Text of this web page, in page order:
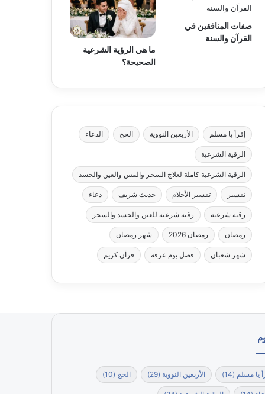
صفات المنافقين في
القرآن والسنة
ما هي الرؤية الشرعية
الصحيحة؟
إقرأ يا مسلم الأربعين النووية الحج الدعاء
الرقية الشرعية
الرقية الشرعية كاملة لعلاج السحر والمس والعين والحسد
تفسير تفسير الأحلام حديث شريف دعاء
رقية شرعية رقية شرعية للعين والحسد والسحر
رمضان رمضان 2026 شهر رمضان
شهر شعبان فضل يوم عرفة قرآن كريم
يا مسلم (14) الأربعين النووية (29) الحج (10)